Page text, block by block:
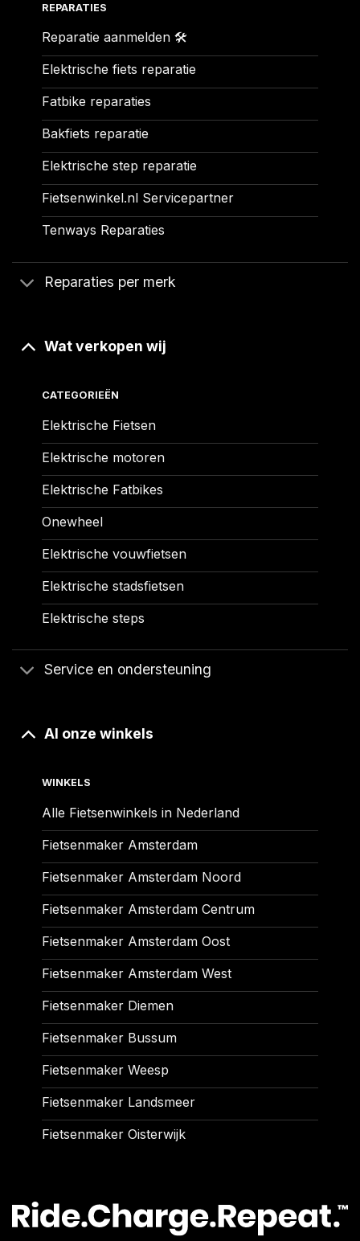
REPARATIES
Reparatie aanmelden 🛠️
Elektrische fiets reparatie
Fatbike reparaties
Bakfiets reparatie
Elektrische step reparatie
Fietsenwinkel.nl Servicepartner
Tenways Reparaties
Reparaties per merk
Wat verkopen wij
CATEGORIEËN
Elektrische Fietsen
Elektrische motoren
Elektrische Fatbikes
Onewheel
Elektrische vouwfietsen
Elektrische stadsfietsen
Elektrische steps
Service en ondersteuning
Al onze winkels
WINKELS
Alle Fietsenwinkels in Nederland
Fietsenmaker Amsterdam
Fietsenmaker Amsterdam Noord
Fietsenmaker Amsterdam Centrum
Fietsenmaker Amsterdam Oost
Fietsenmaker Amsterdam West
Fietsenmaker Diemen
Fietsenmaker Bussum
Fietsenmaker Weesp
Fietsenmaker Landsmeer
Fietsenmaker Oisterwijk